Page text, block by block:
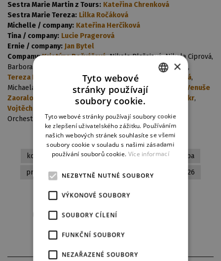
Sestra Marie Martin z Tours: Kateřina Chrenková
Sestra Marie Tereza: Lilka Ročáková
Michelle / company: Kateřina Herčíková
Tina / company: Lucie Pragerová
Ernie / company: Jan Bytel
Company: Kristýna Bečvářová, Nikola Blažejová, Nikola Ciprová,
Barbora Čmolíková, Michaela Dvořáková,
Nikola Erneker ,
Tereza Koželuhová
, Kristýna Štychová,Hana Spinethová,
Michaela Šálková, Kristina Stejskalová, Eliška Trojanová,
Venuše
Zaoralová Dvořáková,Lucie Zvoníková,Ondřej Baumrukr,
Vojtěch Placek
Orchestr muzikálu DJKT
komedie tradiční zpracování
současná tvorba
pro celou rodinu
muzikál premiéry 2025/2026
Stáhnout aktuální obsazení
GERMAN
×
Tyto webové
stránky používají
soubory cookie.
Tyto webové stránky používají soubory cookie
ke zlepšení uživatelského zážitku. Používáním
našich webových stránek souhlasíte se všemi
soubory cookie v souladu s našimi zásadami
používání souborů cookie. Více informací
NEZBYTNĚ NUTNÉ SOUBORY
VÝKONOVÉ SOUBORY
SOUBORY CÍLENÍ
FUNKČNÍ SOUBORY
NEZAŘAZENÉ SOUBORY